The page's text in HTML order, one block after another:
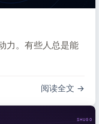
力。有些人总是能
阅读全文
SHUGO